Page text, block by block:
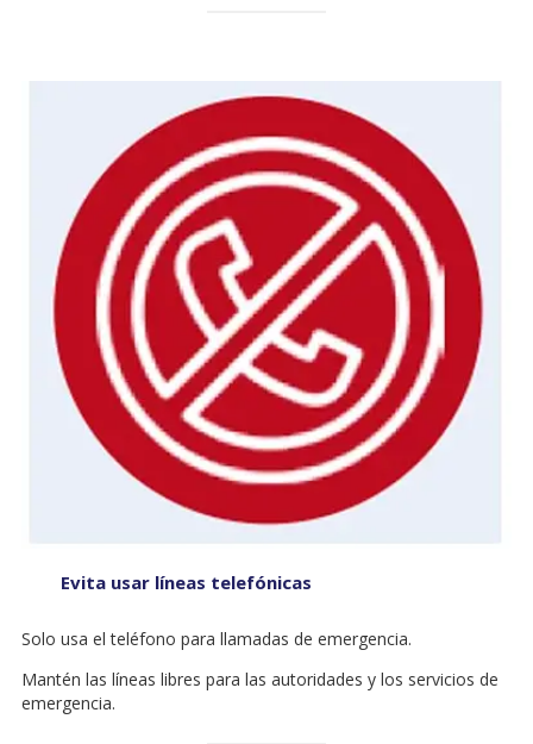
Evita usar líneas telefónicas
Solo usa el teléfono para llamadas de emergencia.
Mantén las líneas libres para las autoridades y los servicios de
emergencia.